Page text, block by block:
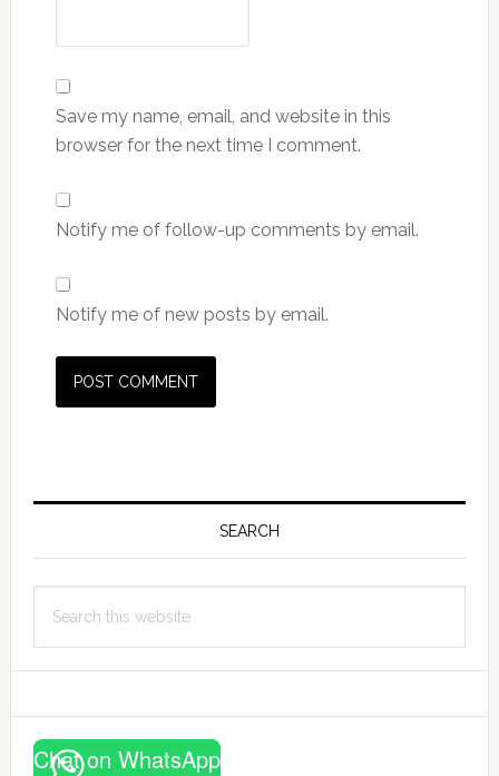
Save my name, email, and website in this
browser for the next time I comment.
Notify me of follow-up comments by email.
Notify me of new posts by email.
Primary
SEARCH
this
Chat on WhatsApp